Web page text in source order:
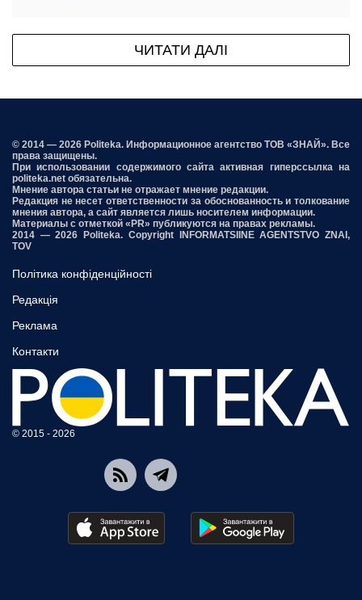
ЧИТАТИ ДАЛІ
© 2014 — 2026 Politeka. Информационное агентство ТОВ «ЗНАЙ». Все
права защищены.
При использовании содержимого сайта активная гиперссылка на
politeka.net обязательна.
Мнение автора статьи не отражает мнение редакции.
Редакция не несет ответственности за обоснованность и толкование
мнения автора, а сайт является лишь носителем информации.
Материалы с отметкой «PR» публикуются на правах рекламы.
2014 — 2026 Politeka. Copyright INFORMATSIINE AGENTSTVO ZNAI,
TOV
Політика конфіденційності
Редакція
Реклама
Контакти
© 2015 - 2026